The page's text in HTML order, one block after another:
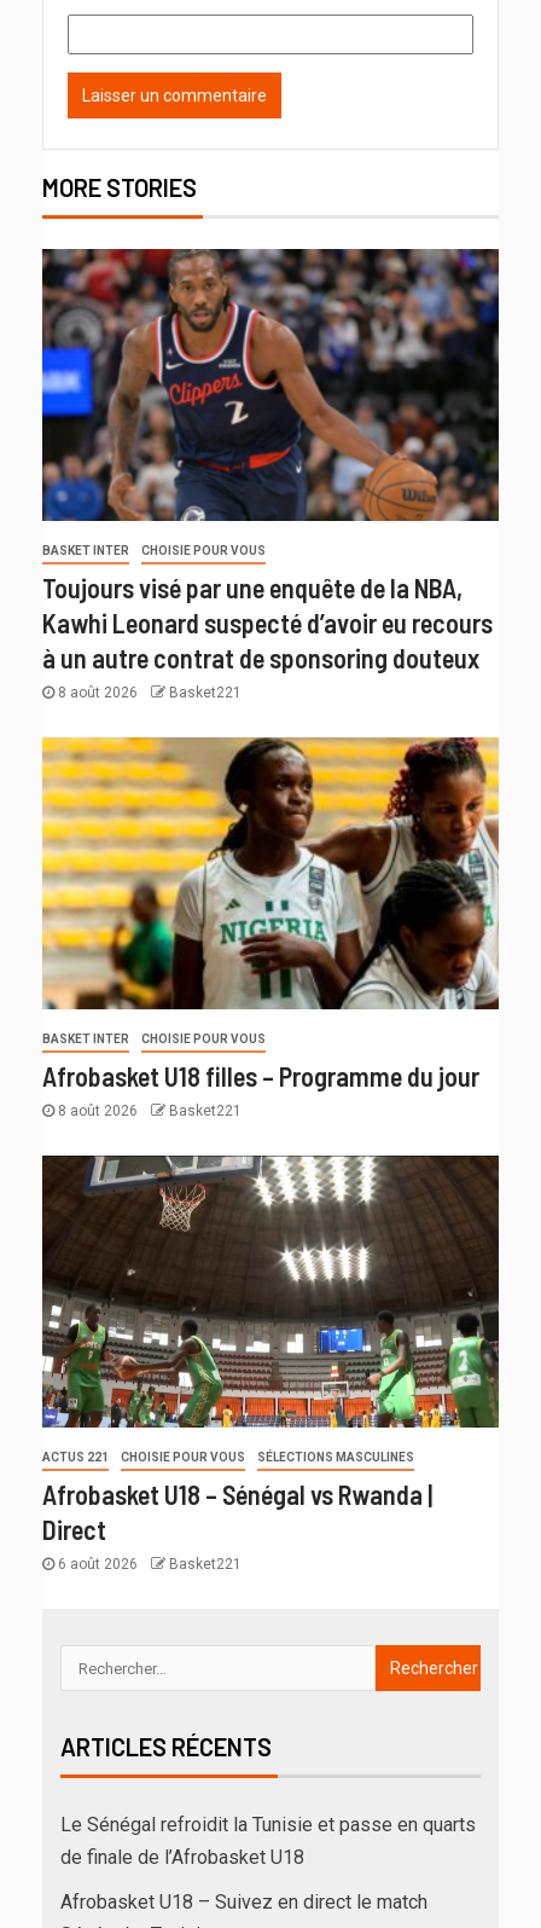
MORE STORIES
BASKET INTER CHOISIE POUR VOUS
Toujours visé par une enquête de la NBA,
Kawhi Leonard suspecté d’avoir eu recours
à un autre contrat de sponsoring douteux
8 août 2026 Basket221
BASKET INTER CHOISIE POUR VOUS
Afrobasket U18 filles – Programme du jour
8 août 2026 Basket221
ACTUS 221 CHOISIE POUR VOUS SÉLECTIONS MASCULINES
Afrobasket U18 – Sénégal vs Rwanda |
Direct
6 août 2026 Basket221
ARTICLES RÉCENTS
Le Sénégal refroidit la Tunisie et passe en quarts
de finale de l’Afrobasket U18
Afrobasket U18 – Suivez en direct le match